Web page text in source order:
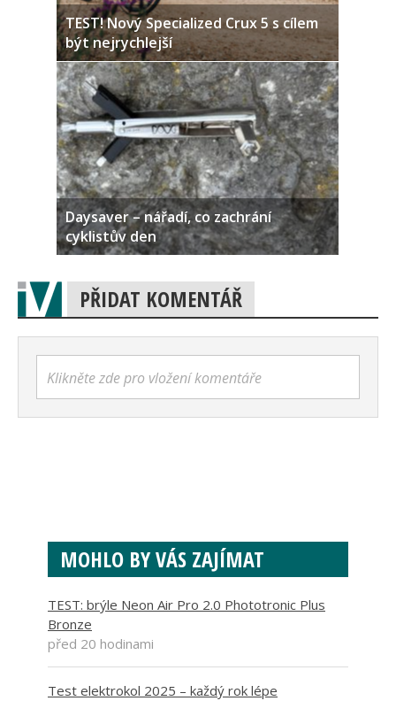
TEST! Nový Specialized Crux 5 s cílem
být nejrychlejší
Daysaver – nářadí, co zachrání
cyklistův den
PŘIDAT KOMENTÁŘ
Klikněte zde pro vložení komentáře
MOHLO BY VÁS ZAJÍMAT
TEST: brýle Neon Air Pro 2.0 Phototronic Plus
Bronze
před 20 hodinami
Test elektrokol 2025 – každý rok lépe